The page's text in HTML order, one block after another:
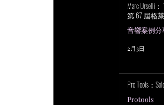
Marc Urselli
第 67 屆格
音響案例分
2月3日
Pro Tools：
Protools